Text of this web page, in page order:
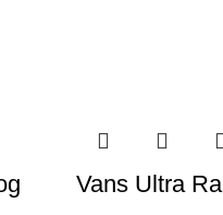
Vans Ultra